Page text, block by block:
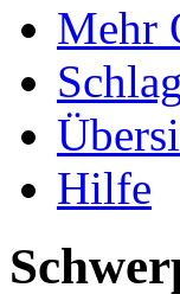
Mehr
Hilfe